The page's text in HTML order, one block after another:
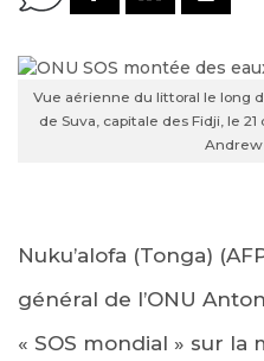
Vue aérienne du littoral le long
de Suva, capitale des Fidji, le
Andrew
Nuku’alofa (Tonga)
général de l’ONU
« SOS mondial » sur la